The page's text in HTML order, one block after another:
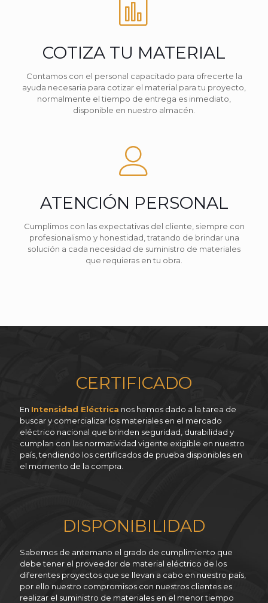
COTIZA TU MATERIAL
Contamos con el personal capacitado para ofrecerte la
ayuda necesaria para cotizar el material para tu proyecto,
normalmente el tiempo de entrega es inmediato,
disponible en nuestro almacén.
ATENCIÓN PERSONAL
Cumplimos con las expectativas del cliente, siempre con
profesionalismo y honestidad, tratando de brindar una
solución a cada necesidad de suministro de materiales
que requieras en tu obra.
CERTIFICADO
En Intensidad Eléctrica nos hemos dado a la tarea de
buscar y comercializar los materiales en el mercado
eléctrico nacional que brinden seguridad, durabilidad y
cumplan con las normatividad vigente exigible en nuestro
país, tendiendo los certificados de prueba disponibles en
el momento de la compra.
DISPONIBILIDAD
Sabemos de antemano el grado de cumplimiento que
debe tener el proveedor de material eléctrico de los
diferentes proyectos que se llevan a cabo en nuestro país,
por ello nuestro compromisos con nuestros clientes es
realizar el suministro de materiales en el menor tiempo